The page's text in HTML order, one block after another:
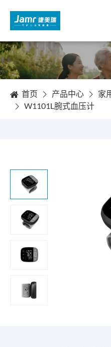
首页 产品中心 家
W1101L腕式血压计